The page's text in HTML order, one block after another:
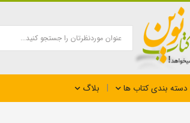
دسته بندی کتاب ها بلاگ